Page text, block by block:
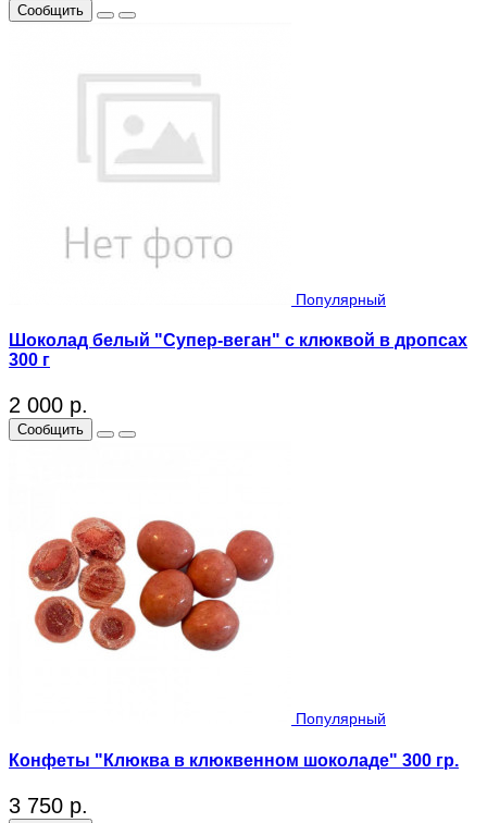
Сообщить
Популярный
Шоколад белый "Супер-веган" с клюквой в дропсах
300 г
2 000 р.
Сообщить
Популярный
Конфеты "Клюква в клюквенном шоколаде" 300 гр.
3 750 р.